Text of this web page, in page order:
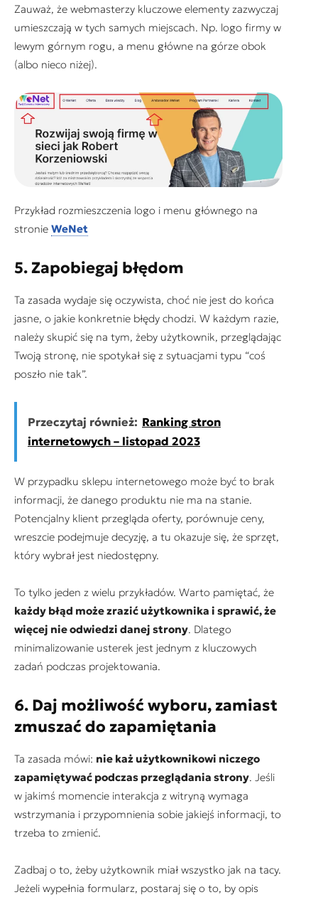
Zauważ, że webmasterzy kluczowe elementy zazwyczaj
umieszczają w tych samych miejscach. Np. logo firmy w
lewym górnym rogu, a menu główne na górze obok
(albo nieco niżej).
Przykład rozmieszczenia logo i menu głównego na
stronie WeNet
5. Zapobiegaj błędom
Ta zasada wydaje się oczywista, choć nie jest do końca
jasne, o jakie konkretnie błędy chodzi. W każdym razie,
należy skupić się na tym, żeby użytkownik, przeglądając
Twoją stronę, nie spotykał się z sytuacjami typu “coś
poszło nie tak”.
Przeczytaj również: Ranking stron
internetowych – listopad 2023
W przypadku sklepu internetowego może być to brak
informacji, że danego produktu nie ma na stanie.
Potencjalny klient przegląda oferty, porównuje ceny,
wreszcie podejmuje decyzję, a tu okazuje się, że sprzęt,
który wybrał jest niedostępny.
To tylko jeden z wielu przykładów. Warto pamiętać, że
każdy błąd może zrazić użytkownika i sprawić, że
więcej nie odwiedzi danej strony. Dlatego
minimalizowanie usterek jest jednym z kluczowych
zadań podczas projektowania.
6. Daj możliwość wyboru, zamiast
zmuszać do zapamiętania
Ta zasada mówi: nie każ użytkownikowi niczego
zapamiętywać podczas przeglądania strony. Jeśli
w jakimś momencie interakcja z witryną wymaga
wstrzymania i przypomnienia sobie jakiejś informacji, to
trzeba to zmienić.
Zadbaj o to, żeby użytkownik miał wszystko jak na tacy.
Jeżeli wypełnia formularz, postaraj się o to, by opis